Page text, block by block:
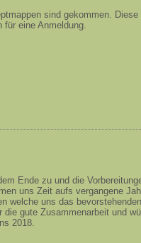
sind gekommen.
für eine Anmeldung.
Ende zu und die
uns Zeit aufs vergangene
welche uns das
die gute Zusammenarbeit und
2018.